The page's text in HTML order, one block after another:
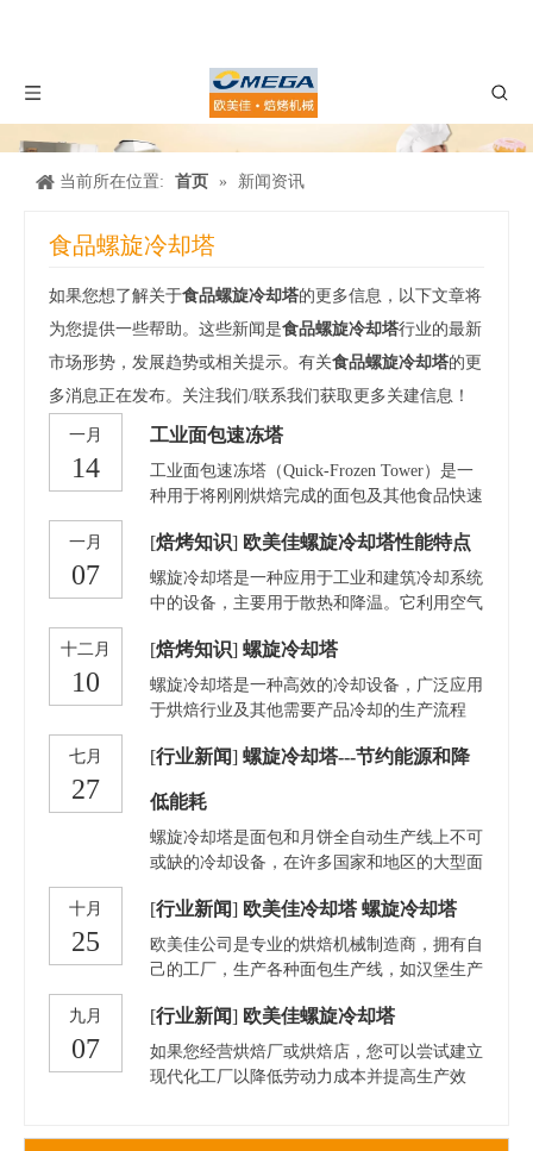
当前所在位置: 首页 » 新闻资讯
食品螺旋冷却塔
如果您想了解关于食品螺旋冷却塔的更多信息，以下文章将
为您提供一些帮助。这些新闻是食品螺旋冷却塔行业的最新
市场形势，发展趋势或相关提示。有关食品螺旋冷却塔的更
多消息正在发布。关注我们/联系我们获取更多关建信息！
一月
14
工业面包速冻塔
工业面包速冻塔（Quick-Frozen Tower）是一
种用于将刚刚烘焙完成的面包及其他食品快速
在短时间内通过极低的温度快速冷却面包或食
品，以保持其口感、营养和新鲜度。速冻塔广
泛应用于面包生产线、冷冻食品加工厂等领
温： 速冻塔利用低温环境和强风力来实现食
感和营养成分。 2. 3. 冷却介质： 速冻塔通常
采用液氮或冷却氟利昂等制冷介质。这些介质
能够迅速将面包或其他食品表面的温度降低
至-18°C或更低，快速冻结食品中的水分，防
止水分析出，保持食品的湿润度和原始风味。
一月
07
[焙烤知识] 欧美佳螺旋冷却塔性能特点
螺旋冷却塔是一种应用于工业和建筑冷却系统
中的设备，主要用于散热和降温。它利用空气
冷却来降低水温。1. 螺旋冷却塔的工作原理螺
旋冷却塔通过一个设计独特的螺旋形结构来增
大空气与水之间的接触面积。其工作过程大致
匀喷洒，形成水雾，经过螺旋形水流路径逐步
空气流动，这些空气流与水流交错，通过蒸发
作用带走热量。· 蒸发冷却：当水分蒸发时，
水的温度降低，剩余的冷却水被回收并再次循
旋冷却塔特点
十二月
10
[焙烤知识] 螺旋冷却塔
螺旋冷却塔是一种高效的冷却设备，广泛应用
于烘焙行业及其他需要产品冷却的生产流程
的烘焙产品引导进入冷却区域，在重力和自然
温度。螺旋冷却塔的主要功能是使出炉的热产
品（如吐司、饼干、披萨等）经过冷却后达到
包装或后续加工的要求温度。其优势在于节省
根据不同的产品类型和产量需求，螺旋冷却塔
的设计可以进行个性化定制，确保最佳的冷却
效果。 螺旋冷却塔七大技术性能特点 ：
七月
27
[行业新闻] 螺旋冷却塔---节约能源和降
低能耗
螺旋冷却塔是面包和月饼全自动生产线上不可
或缺的冷却设备，在许多国家和地区的大型面
首家专业生产和推广螺旋冷却塔的制造厂家，
目前该产品已在国内众多知名的面包和月饼生
产企业中得到广泛应用，使企业的生产过程更
冷却再到包装的顺序时间完全一致，从而大大
十月
25
[行业新闻] 欧美佳冷却塔 螺旋冷却塔
欧美佳公司是专业的烘焙机械制造商，拥有自
己的工厂，生产各种面包生产线，如汉堡生产
中的每一条都由不同的烘焙设备组成，如螺旋
冷却塔输送机、商用烤炉、商用和面机等。
九月
07
[行业新闻] 欧美佳螺旋冷却塔
如果您经营烘焙厂或烘焙店，您可以尝试建立
现代化工厂以降低劳动力成本并提高生产效